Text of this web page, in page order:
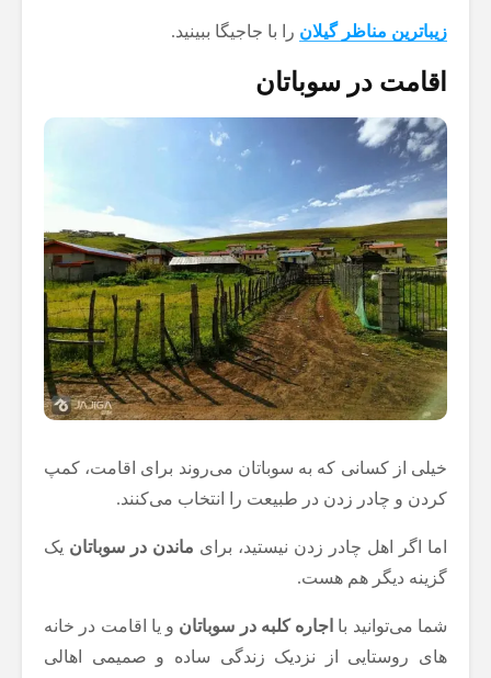
زیباترین مناظر گیلان را با جاجیگا ببینید.
اقامت در سوباتان
خیلی از کسانی که به سوباتان می‌روند برای اقامت، کمپ
کردن و چادر زدن در طبیعت را انتخاب می‌کنند.
اما اگر اهل چادر زدن نیستید، برای ماندن در سوباتان یک
گزینه دیگر هم هست.
شما می‌توانید با اجاره کلبه در سوباتان و یا اقامت در خانه‌
های روستایی از نزدیک زندگی ساده و صمیمی اهالی